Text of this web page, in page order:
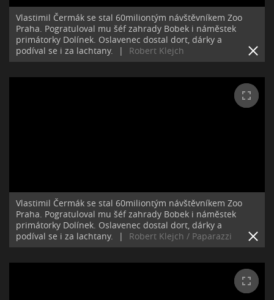
Vlastimil Čermák se stal 60miliontým návštěvníkem Zoo
Praha. Pogratuloval mu šéf zahrady Bobek i náměstek
primátorky Dolínek. Oslavenec dostal dort, dárky a
podíval se i za lachtany.
| Robert Klejch
Vlastimil Čermák se stal 60miliontým návštěvníkem Zoo
Praha. Pogratuloval mu šéf zahrady Bobek i náměstek
primátorky Dolínek. Oslavenec dostal dort, dárky a
podíval se i za lachtany.
| Robert Klejch / Paparazzi